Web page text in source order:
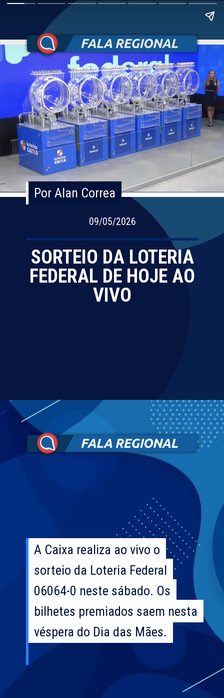
09/05/2026
Por Alan Correa
Por Alan Correa
SORTEIO DA LOTERIA
FEDERAL DE HOJE AO
VIVO
A Caixa realiza ao vivo o
sorteio da Loteria Federal
06064-0 neste sábado. Os
bilhetes premiados saem nesta
véspera do Dia das Mães.
A Caixa realiza ao vivo o
sorteio da Loteria Federal
06064-0 neste sábado. Os
bilhetes premiados saem nesta
véspera do Dia das Mães.